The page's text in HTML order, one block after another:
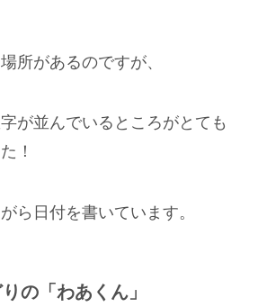
所があるのですが、
が並んでいるところがとても
！
ら日付を書いています。
の「わあくん」